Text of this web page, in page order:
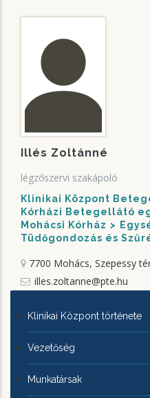
Illés Zoltánné
légzőszervi szakápoló
Klinikai Központ
Kórházi Betegellátó
Mohácsi Kórház
Tüdőgondozás és
7700 Mohács, Szepessy
illes.zoltanne@pte.hu
KLINIKAI
KÖZPONTRÓL
Klinikai Központ története
Vezetőség
Munkatársak